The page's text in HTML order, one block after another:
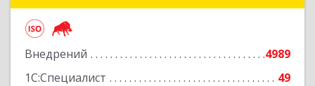
Внедрений
4989
1С:Специалист
49